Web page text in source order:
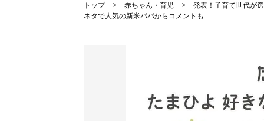
トップ 赤ちゃん・育児
発表！子育て世代が
ネタで人気の新米パパからコメントも